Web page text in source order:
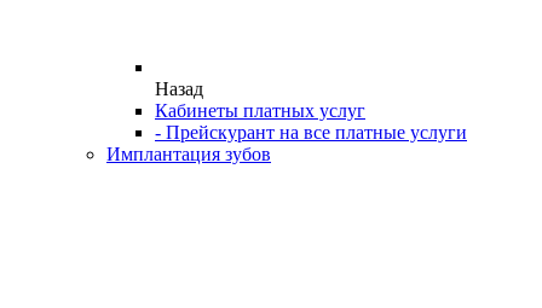
Назад
Кабинеты платных услуг
- Прейскурант на все платные услуги
Имплантация зубов